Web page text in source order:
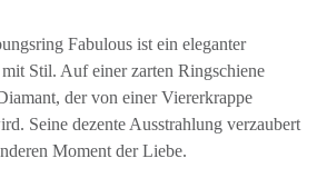
Fabulous ist ein eleganter
Stil. Auf einer zarten Ringschiene
der von einer Viererkrappe
Seine dezente Ausstrahlung verzaubert
Moment der Liebe.